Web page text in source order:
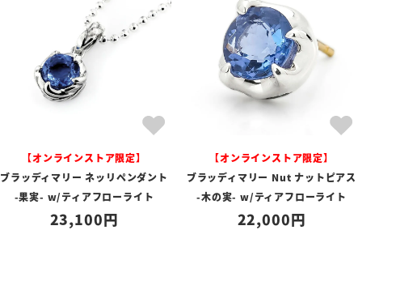
【オンラインストア限定】
ブラッディマリー ネッリペンダント
-果実- w/ティアフローライト
23,100
【オンラインストア限定】
ブラッディマリー Nut ナットピアス
-木の実- w/ティアフローライト
22,000